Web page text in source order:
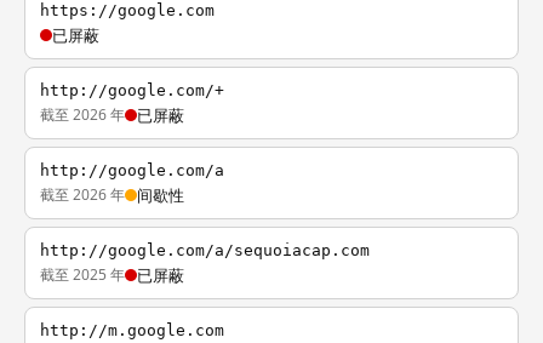
https://google.com
已屏蔽
http://google.com/+
截至 2026 年 已屏蔽
http://google.com/a
截至 2026 年 间歇性
http://google.com/a/sequoiacap.com
截至 2025 年 已屏蔽
http://m.google.com